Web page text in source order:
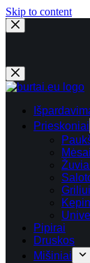
Skip to contentSkip
Prieskoniai
Mėsai
Pipirai
Druskos
Mišiniai